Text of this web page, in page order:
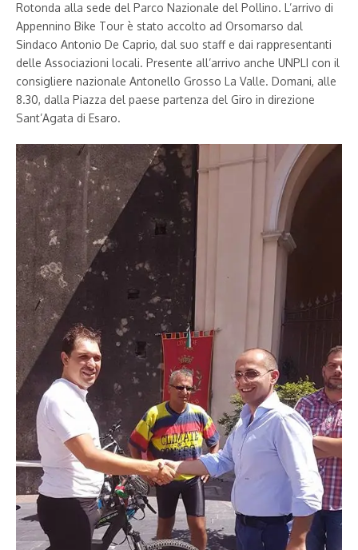
Rotonda alla sede del Parco Nazionale del Pollino. L’arrivo di
Appennino Bike Tour è stato accolto ad Orsomarso dal
Sindaco Antonio De Caprio, dal suo staff e dai rappresentanti
delle Associazioni locali. Presente all’arrivo anche UNPLI con il
consigliere nazionale Antonello Grosso La Valle. Domani, alle
8.30, dalla Piazza del paese partenza del Giro in direzione
Sant’Agata di Esaro.